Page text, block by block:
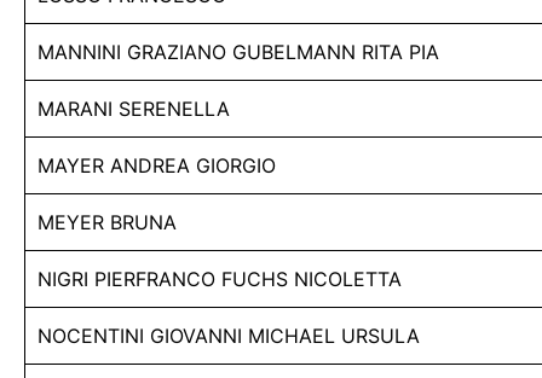
MANNINI GRAZIANO GUBELMANN RITA PIA
MARANI SERENELLA
MAYER ANDREA GIORGIO
MEYER BRUNA
NIGRI PIERFRANCO FUCHS NICOLETTA
NOCENTINI GIOVANNI MICHAEL URSULA